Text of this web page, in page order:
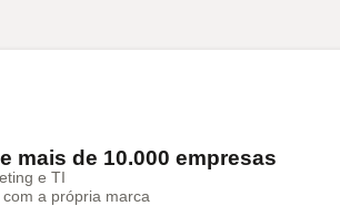
mais de 10.000 empresas
e TI
a própria marca